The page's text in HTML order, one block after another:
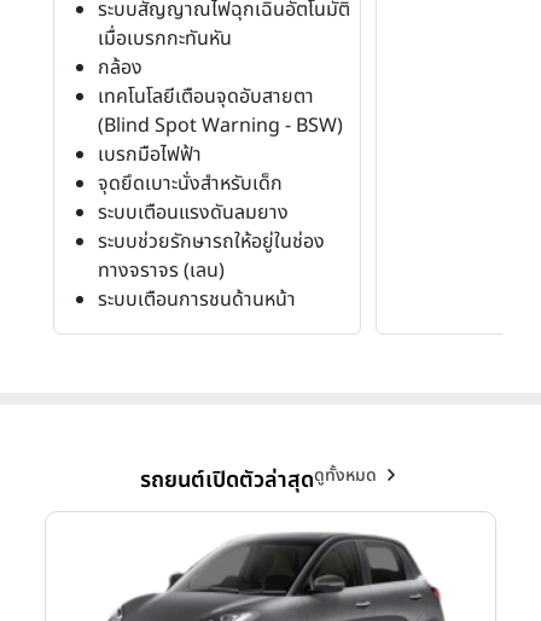
ระบบสัญญาณไฟฉุกเฉินอัตโนมัติ
เมื่อเบรกกะทันหัน
กล้อง
เทคโนโลยีเตือนจุดอับสายตา
(Blind Spot Warning - BSW)
เบรกมือไฟฟ้า
จุดยึดเบาะนั่งสำหรับเด็ก
ระบบเตือนแรงดันลมยาง
ระบบช่วยรักษารถให้อยู่ในช่อง
ทางจราจร (เลน)
ระบบเตือนการชนด้านหน้า
รถยนต์เปิดตัวล่าสุดดูทั้งหมด